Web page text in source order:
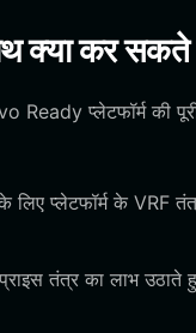
क्या कर सकते
प्लेटफॉर्म की
के लिए प्लेटफॉर्म के
तंत्र का लाभ उठाते